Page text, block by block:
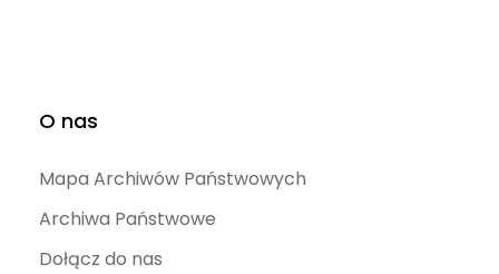
O nas
Mapa Archiwów Państwowych
Archiwa Państwowe
Dołącz do nas